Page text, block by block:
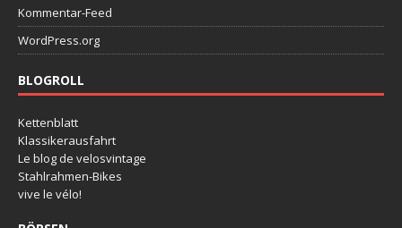
Kommentar-Feed
WordPress.org
BLOGROLL
Kettenblatt
Klassikerausfahrt
Le blog de velosvintage
Stahlrahmen-Bikes
vive le vélo!